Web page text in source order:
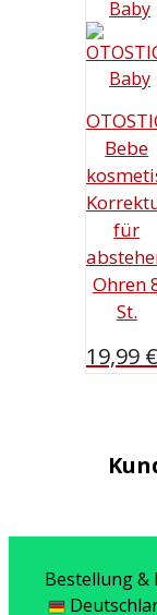
Bebe
für
Ohren
St.
19,99 €
Bestellung &